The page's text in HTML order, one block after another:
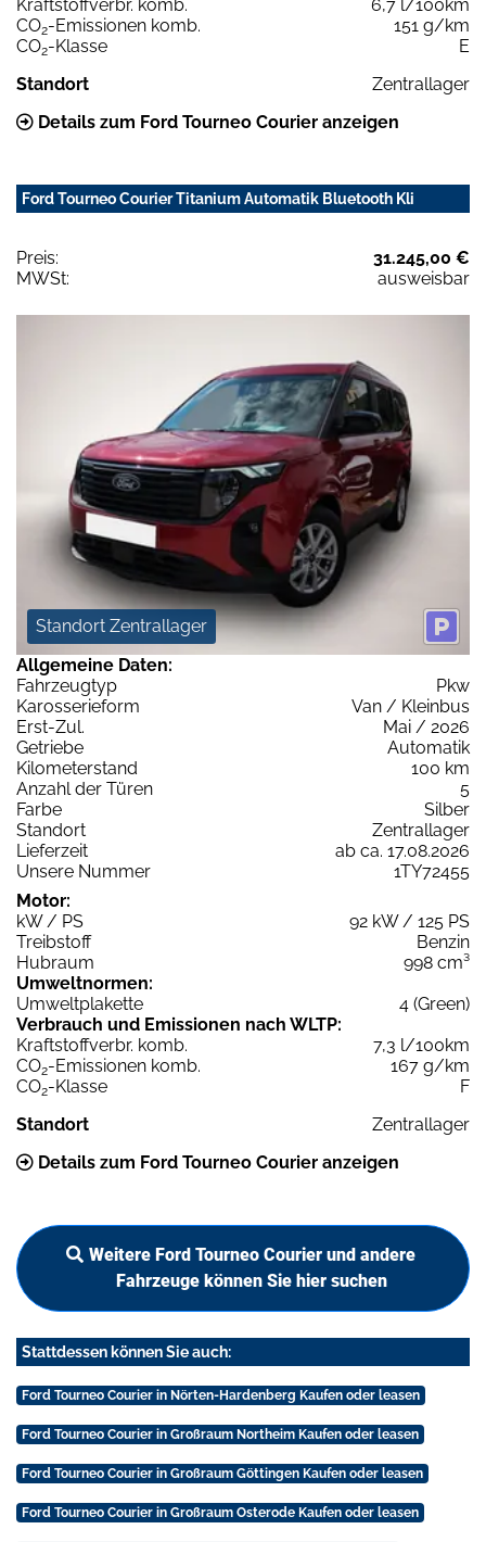
Kraftstoffverbr. komb.
6,7 l/100km
CO2-Emissionen komb.
151 g/km
CO2-Klasse
E
Standort
Zentrallager
Details zum Ford Tourneo Courier anzeigen
Ford Tourneo Courier Titanium Automatik Bluetooth Kli
Preis:
31.245,00 €
MWSt:
ausweisbar
Standort Zentrallager
Allgemeine Daten:
Fahrzeugtyp
Pkw
Karosserieform
Van / Kleinbus
Erst-Zul.
Mai / 2026
Getriebe
Automatik
Kilometerstand
100 km
Anzahl der Türen
5
Farbe
Silber
Standort
Zentrallager
Lieferzeit
ab ca. 17.08.2026
Unsere Nummer
1TY72455
Motor:
kW / PS
92 kW / 125 PS
Treibstoff
Benzin
Hubraum
998 cm³
Umweltnormen:
Umweltplakette
4 (Green)
Verbrauch und Emissionen nach WLTP:
Kraftstoffverbr. komb.
7,3 l/100km
CO2-Emissionen komb.
167 g/km
CO2-Klasse
F
Standort
Zentrallager
Details zum Ford Tourneo Courier anzeigen
Weitere Ford Tourneo Courier und andere
Fahrzeuge können Sie hier suchen
Stattdessen können Sie auch:
Ford Tourneo Courier in Nörten-Hardenberg Kaufen oder leasen
Ford Tourneo Courier in Großraum Northeim Kaufen oder leasen
Ford Tourneo Courier in Großraum Göttingen Kaufen oder leasen
Ford Tourneo Courier in Großraum Osterode Kaufen oder leasen